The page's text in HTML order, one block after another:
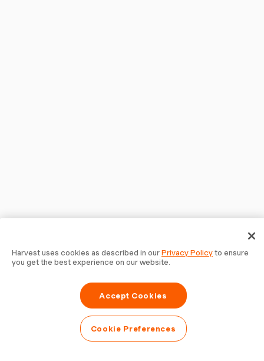
Harvest uses cookies as described in ourPrivacy Policyto ensure
you get the best experience on our website.
Accept Cookies
Cookie Preferences